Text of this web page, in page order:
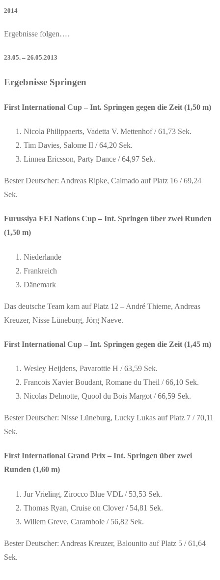
2014
Ergebnisse folgen….
23.05. – 26.05.2013
Ergebnisse Springen
First International Cup – Int. Springen gegen die Zeit (1,50 m)
Nicola Philippaerts, Vadetta V. Mettenhof / 61,73 Sek.
Tim Davies, Salome II / 64,20 Sek.
Linnea Ericsson, Party Dance / 64,97 Sek.
Bester Deutscher: Andreas Ripke, Calmado auf Platz 16 / 69,24
Sek.
Furussiya FEI Nations Cup – Int. Springen über zwei Runden
(1,50 m)
Niederlande
Frankreich
Dänemark
Das deutsche Team kam auf Platz 12 – André Thieme, Andreas
Kreuzer, Nisse Lüneburg, Jörg Naeve.
First International Cup – Int. Springen gegen die Zeit (1,45 m)
Wesley Heijdens, Pavarottie H / 63,59 Sek.
Francois Xavier Boudant, Romane du Theil / 66,10 Sek.
Nicolas Delmotte, Quool du Bois Margot / 66,59 Sek.
Bester Deutscher: Nisse Lüneburg, Lucky Lukas auf Platz 7 / 70,11
Sek.
First International Grand Prix – Int. Springen über zwei
Runden (1,60 m)
Jur Vrieling, Zirocco Blue VDL / 53,53 Sek.
Thomas Ryan, Cruise on Clover / 54,81 Sek.
Willem Greve, Carambole / 56,82 Sek.
Bester Deutscher: Andreas Kreuzer, Balounito auf Platz 5 / 61,64
Sek.